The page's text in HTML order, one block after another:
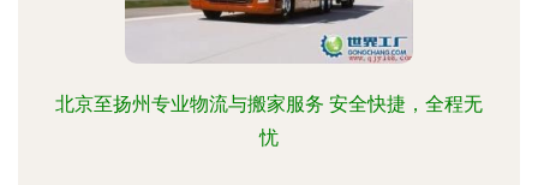
北京至扬州专业物流与搬家服务 安全快捷，全程无
忧